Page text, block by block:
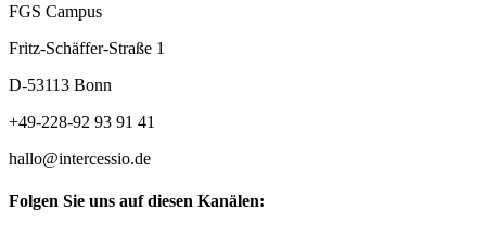
FGS Campus
Fritz-Schäffer-Straße 1
D-53113 Bonn
+49-228-92 93 91 41
hallo@intercessio.de
Folgen Sie uns auf diesen Kanälen: